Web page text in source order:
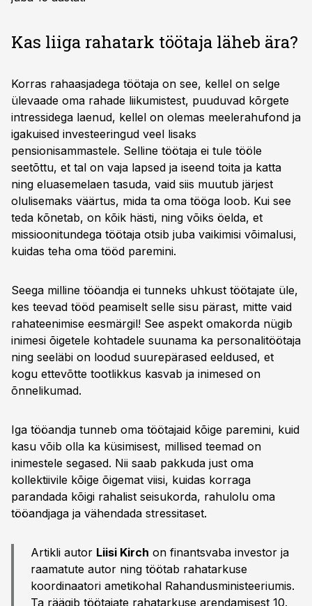
Kas liiga rahatark töötaja läheb ära?
Korras rahaasjadega töötaja on see, kellel on selge
ülevaade oma rahade liikumistest, puuduvad kõrgete
intressidega laenud, kellel on olemas meelerahufond ja
igakuised investeeringud veel lisaks
pensionisammastele. Selline töötaja ei tule tööle
seetõttu, et tal on vaja lapsed ja iseend toita ja katta
ning eluasemelaen tasuda, vaid siis muutub järjest
olulisemaks väärtus, mida ta oma tööga loob. Kui see
teda kõnetab, on kõik hästi, ning võiks öelda, et
missioonitundega töötaja otsib juba vaikimisi võimalusi,
kuidas teha oma tööd paremini.
Seega milline tööandja ei tunneks uhkust töötajate üle,
kes teevad tööd peamiselt selle sisu pärast, mitte vaid
rahateenimise eesmärgil! See aspekt omakorda nügib
inimesi õigetele kohtadele suunama ka personalitöötaja
ning seeläbi on loodud suurepärased eeldused, et
kogu ettevõtte tootlikkus kasvab ja inimesed on
õnnelikumad.
Iga tööandja tunneb oma töötajaid kõige paremini, kuid
kasu võib olla ka küsimisest, millised teemad on
inimestele segased. Nii saab pakkuda just oma
kollektiivile kõige õigemat viisi, kuidas korraga
parandada kõigi rahalist seisukorda, rahulolu oma
tööandjaga ja vähendada stressitaset.
Artikli autor Liisi Kirch on finantsvaba investor ja
raamatute autor ning töötab rahatarkuse
koordinaatori ametikohal Rahandusministeeriumis.
Ta räägib töötajate rahatarkuse arendamisest 10.